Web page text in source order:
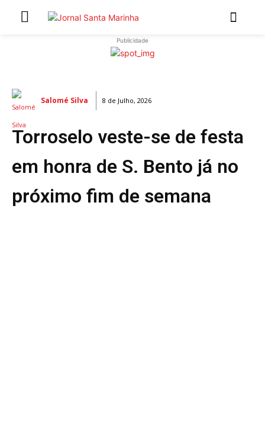
ARTIGOS DE OPINIÃO
Secções
MARCHAS POPULARES DE SÃO JOÃO 2026
NATAL NAS FREGUESIAS
ATUALIDADE
Publicidade
Salomé Silva 8 de Julho, 2026
Torroselo veste-se de festa
em honra de S. Bento já no
próximo fim de semana